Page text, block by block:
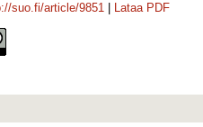
suo.fi/article/9851 Lataa PDF